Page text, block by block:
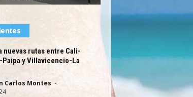
nuevas rutas entre Cali-
Paipa y Villavicencio-La
Carlos Montes -